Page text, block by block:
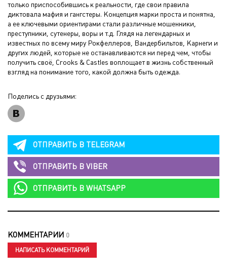
только приспособившись к реальности, где свои правила
диктовала мафия и гангстеры. Концепция марки проста и понятна,
а ее ключевыми ориентирами стали различные мошенники,
преступники, сутенеры, воры и т.д. Глядя на легендарных и
известных по всему миру Рокфеллеров, Вандербильтов, Карнеги и
других людей, которые не останавливаются ни перед чем, чтобы
получить своё, Crooks & Castles воплощает в жизнь собственный
взгляд на понимание того, какой должна быть одежда.
Поделись с друзьями:
ОТПРАВИТЬ В TELEGRAM
ОТПРАВИТЬ В VIBER
ОТПРАВИТЬ В WHATSAPP
КОММЕНТАРИИ 0
НАПИСАТЬ КОММЕНТАРИЙ